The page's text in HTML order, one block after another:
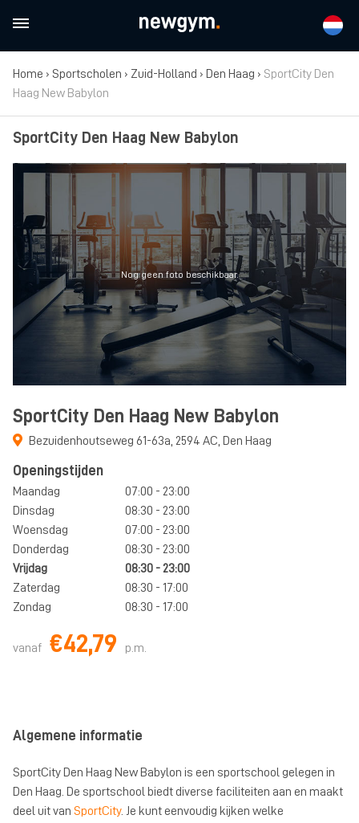
Home › Sportscholen › Zuid-Holland › Den Haag › SportCity Den
Haag New Babylon
SportCity Den Haag New Babylon
Nog geen foto beschikbaar.
SportCity Den Haag New Babylon
Bezuidenhoutseweg 61-63a, 2594 AC, Den Haag
Openingstijden
Maandag
07:00 - 23:00
Dinsdag
08:30 - 23:00
Woensdag
07:00 - 23:00
Donderdag
08:30 - 23:00
Vrijdag
08:30 - 23:00
Zaterdag
08:30 - 17:00
Zondag
08:30 - 17:00
vanaf €42,79 p.m.
Algemene informatie
SportCity Den Haag New Babylon is een sportschool gelegen in
Den Haag. De sportschool biedt diverse faciliteiten aan en maakt
deel uit van SportCity. Je kunt eenvoudig kijken welke